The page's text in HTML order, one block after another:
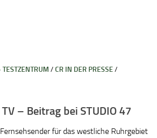
TESTZENTRUM /CR IN DER PRESSE/
– Beitrag bei STUDIO 47
für das westliche Ruhrgebiet